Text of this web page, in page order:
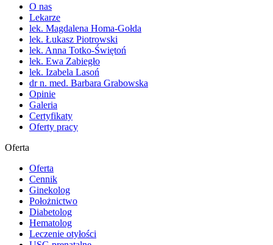
O nas
Lekarze
lek. Magdalena Homa-Gołda
lek. Łukasz Piotrowski
lek. Anna Totko-Świętoń
lek. Ewa Zabiegło
lek. Izabela Lasoń
dr n. med. Barbara Grabowska
Opinie
Galeria
Certyfikaty
Oferty pracy
Oferta
Oferta
Cennik
Ginekolog
Położnictwo
Diabetolog
Hematolog
Leczenie otyłości